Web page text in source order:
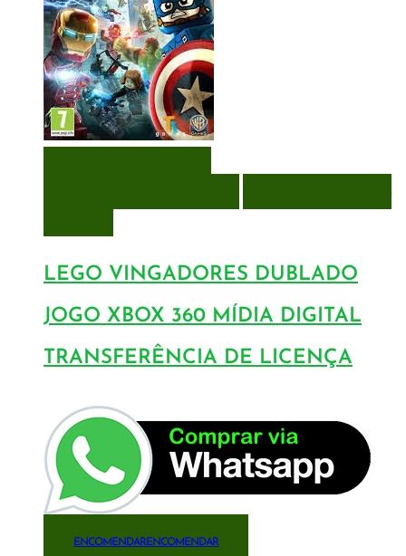
LEGO VINGADORES DUBLADO
JOGO XBOX 360 MÍDIA DIGITAL
TRANSFERÊNCIA DE LICENÇA
ENCOMENDARENCOMENDAR